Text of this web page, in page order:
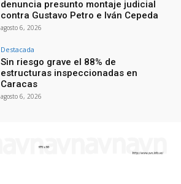
denuncia presunto montaje judicial
contra Gustavo Petro e Iván Cepeda
agosto 6, 2026
Destacada
Sin riesgo grave el 88% de
estructuras inspeccionadas en
Caracas
agosto 6, 2026